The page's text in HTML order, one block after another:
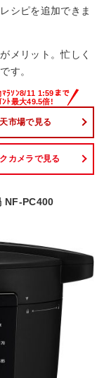
シピを追加できま
メリット。忙しく
す。
市場で見る
カメラで見る
NF-PC400